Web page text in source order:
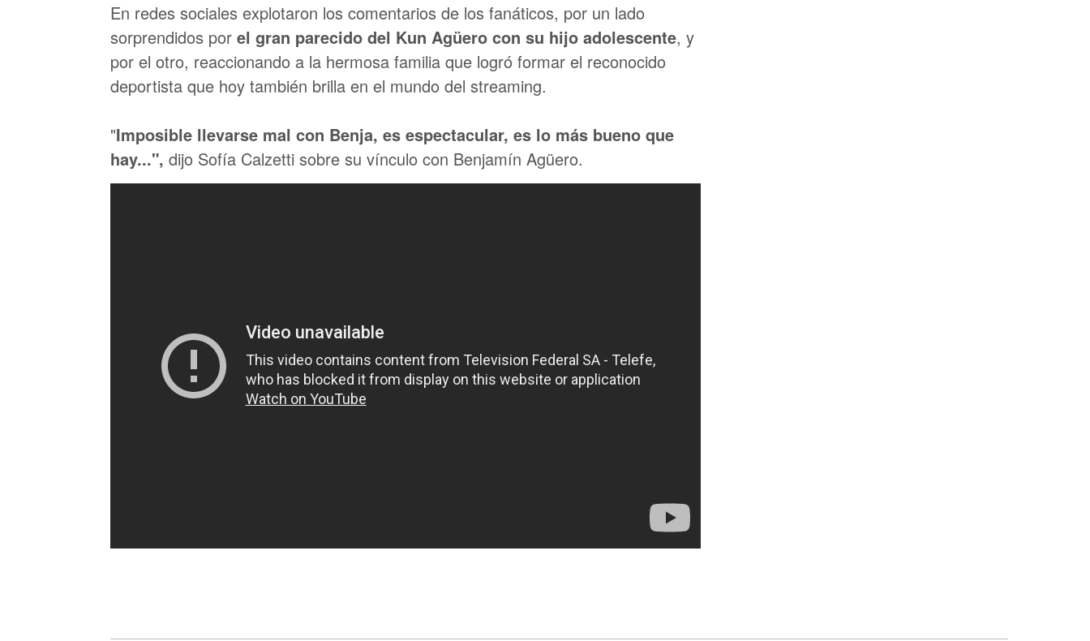
En redes sociales explotaron los comentarios de los fanáticos, por un lado
sorprendidos por el gran parecido del Kun Agüero con su hijo adolescente, y
por el otro, reaccionando a la hermosa familia que logró formar el reconocido
deportista que hoy también brilla en el mundo del streaming.
"Imposible llevarse mal con Benja, es espectacular, es lo más bueno que
hay...", dijo Sofía Calzetti sobre su vínculo con Benjamín Agüero.